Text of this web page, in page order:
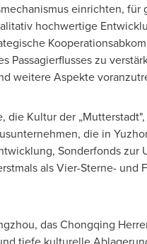
einrichten, für
hochwertige
Passagierflusses zu
weitere Aspekte
die Kultur der
die in
Sonderfonds zur
als Vier-Sterne- und
das Chongqing